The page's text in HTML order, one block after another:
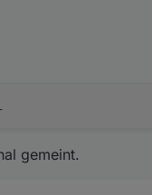
gemeint.